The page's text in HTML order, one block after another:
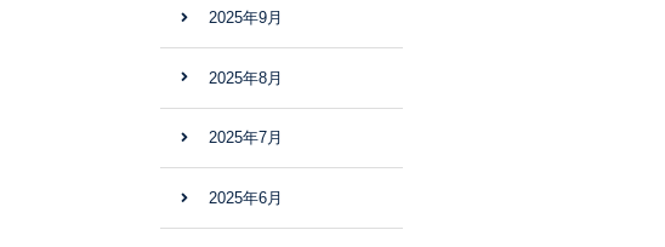
2025年9月
2025年8月
2025年7月
2025年6月